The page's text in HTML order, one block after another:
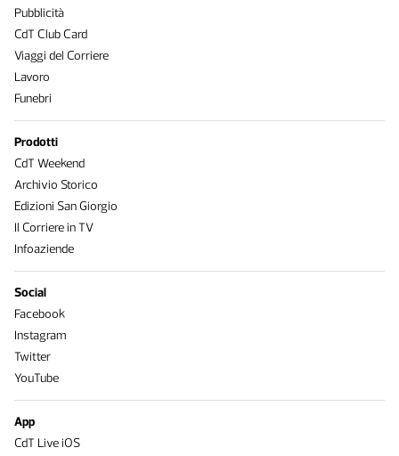
Pubblicità
CdT Club Card
Viaggi del Corriere
Lavoro
Funebri
Prodotti
CdT Weekend
Archivio Storico
Edizioni San Giorgio
Il Corriere in TV
Infoaziende
Social
Facebook
Instagram
Twitter
YouTube
App
CdT Live iOS